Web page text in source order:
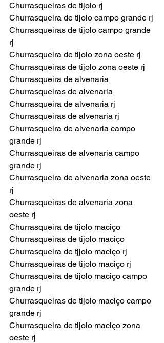
Churrasqueiras de tijolo rj
Churrasqueira de tijolo campo grande rj
Churrasqueiras de tijolo campo grande
rj
Churrasqueira de tijolo zona oeste rj
Churrasqueiras de tijolo zona oeste rj
Churrasqueira de alvenaria
Churrasqueiras de alvenaria
Churrasqueira de alvenaria rj
Churrasqueiras de alvenaria rj
Churrasqueira de alvenaria campo
grande rj
Churrasqueiras de alvenaria campo
grande rj
Churrasqueira de alvenaria zona oeste
rj
Churrasqueiras de alvenaria zona
oeste rj
Churrasqueira de tijolo maciço
Churrasqueiras de tijolo maciço
Churrasqueira de tjjolo maciço rj
Churrasqueiras de tijolo maciço rj
Churrasqueira de tijolo maciço campo
grande rj
Churrasqueiras de tijolo maciço campo
grande rj
Churrasqueira de tijolo maciço zona
oeste rj